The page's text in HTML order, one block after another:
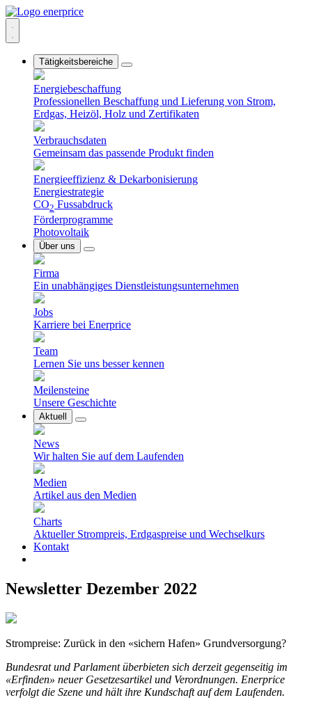
Tätigkeitsbereiche
Energiebeschaffung
Professionellen Beschaffung und Lieferung von Strom,
Erdgas, Heizöl, Holz und Zertifikaten
Verbrauchsdaten
Gemeinsam das passende Produkt finden
Energieeffizienz & Dekarbonisierung
Energiestrategie
CO2 Fussabdruck
Förderprogramme
Photovoltaik
Über uns
Firma
Ein unabhängiges Dienstleistungsunternehmen
Jobs
Karriere bei Enerprice
Team
Lernen Sie uns besser kennen
Meilensteine
Unsere Geschichte
Aktuell
News
Wir halten Sie auf dem Laufenden
Medien
Artikel aus den Medien
Charts
Aktueller Strompreis, Erdgaspreise und Wechselkurs
Kontakt
Newsletter Dezember 2022
Strompreise: Zurück in den «sichern Hafen» Grundversorgung?
Bundesrat und Parlament überbieten sich derzeit gegenseitig im
«Erfinden» neuer Gesetzesartikel und Verordnungen. Enerprice
verfolgt die Szene und hält ihre Kundschaft auf dem Laufenden.